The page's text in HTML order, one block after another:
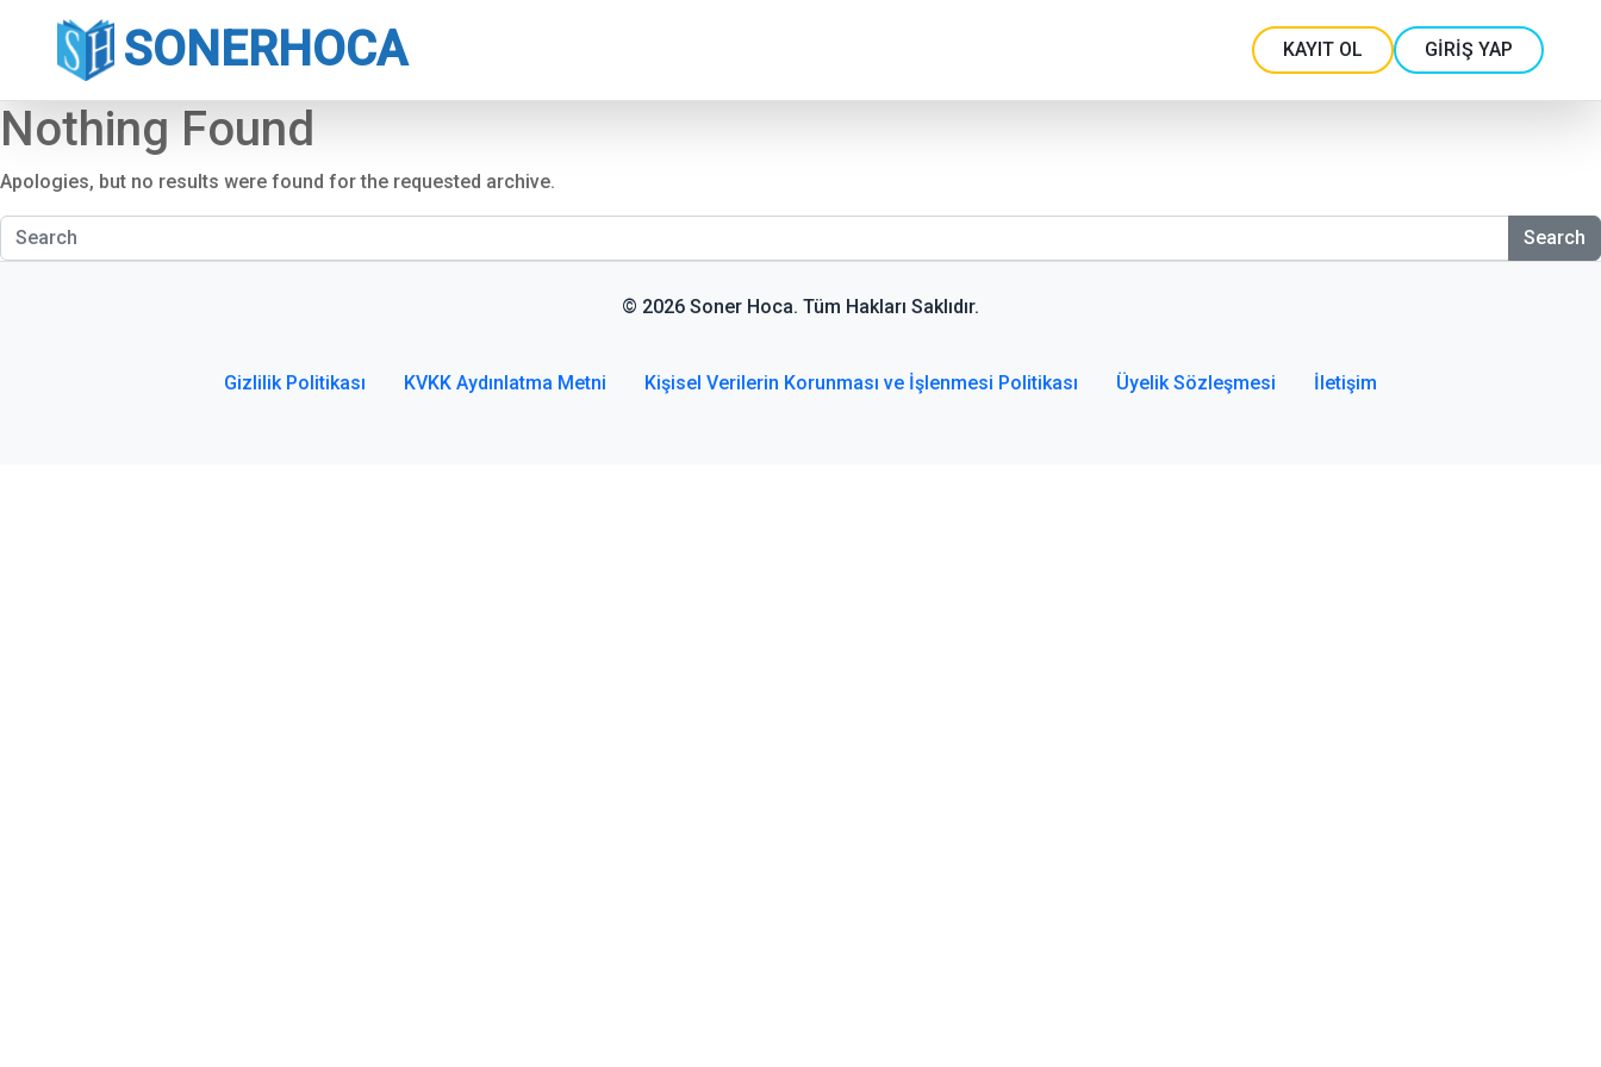
SONERHOCA KAYIT OL GİRİŞ YAP
Nothing Found
Apologies, but no results were found for the requested archive.
Search
© 2026 Soner Hoca. Tüm Hakları Saklıdır.
Gizlilik Politikası KVKK Aydınlatma Metni Kişisel Verilerin Korunması ve İşlenmesi Politikası Üyelik Sözleşmesi İletişim